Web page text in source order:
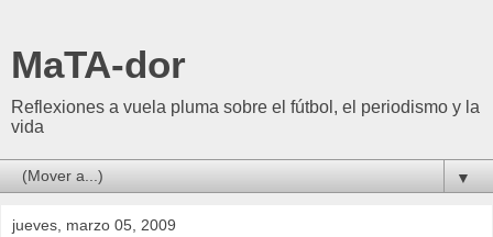
MaTA-dor
Reflexiones a vuela pluma sobre el fútbol, el periodismo y la
vida
▼
jueves, marzo 05, 2009